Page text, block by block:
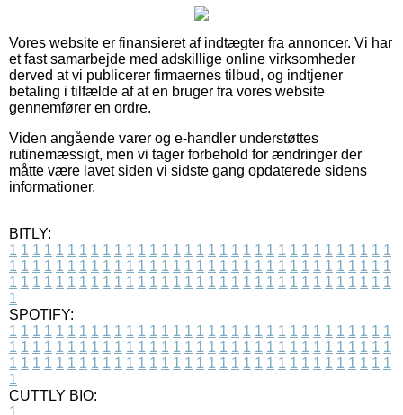
Vores website er finansieret af indtægter fra annoncer. Vi har
et fast samarbejde med adskillige online virksomheder
derved at vi publicerer firmaernes tilbud, og indtjener
betaling i tilfælde af at en bruger fra vores website
gennemfører en ordre.
Viden angående varer og e-handler understøttes
rutinemæssigt, men vi tager forbehold for ændringer der
måtte være lavet siden vi sidste gang opdaterede sidens
informationer.
BITLY:
1 1 1 1 1 1 1 1 1 1 1 1 1 1 1 1 1 1 1 1 1 1 1 1 1 1 1 1 1 1 1 1 1
1 1 1 1 1 1 1 1 1 1 1 1 1 1 1 1 1 1 1 1 1 1 1 1 1 1 1 1 1 1 1 1 1
1 1 1 1 1 1 1 1 1 1 1 1 1 1 1 1 1 1 1 1 1 1 1 1 1 1 1 1 1 1 1 1 1
1
SPOTIFY:
1 1 1 1 1 1 1 1 1 1 1 1 1 1 1 1 1 1 1 1 1 1 1 1 1 1 1 1 1 1 1 1 1
1 1 1 1 1 1 1 1 1 1 1 1 1 1 1 1 1 1 1 1 1 1 1 1 1 1 1 1 1 1 1 1 1
1 1 1 1 1 1 1 1 1 1 1 1 1 1 1 1 1 1 1 1 1 1 1 1 1 1 1 1 1 1 1 1 1
1
CUTTLY BIO:
1